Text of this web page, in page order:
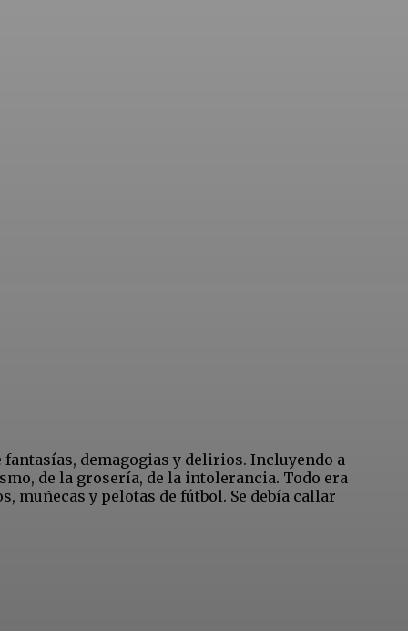
demagogias y delirios. Incluyendo a
de la grosería, de la intolerancia. Todo era
muñecas y pelotas de fútbol. Se debía callar